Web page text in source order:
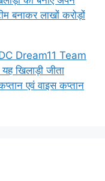
बनाकर लाखों करोड़ों
Dream11 Team
खिलाड़ी जीता
एवं वाइस कप्तान